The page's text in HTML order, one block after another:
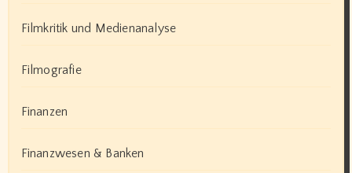
Filmkritik und Medienanalyse
Filmografie
Finanzen
Finanzwesen & Banken